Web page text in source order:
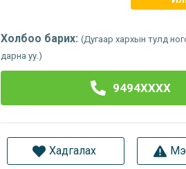
Холбоо барих: (Дугаар хархын тулд
дарна уу.)
9494XXXX
Хадгалах